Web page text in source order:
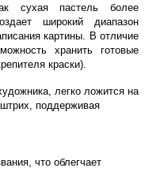
сухая пастель более
широкий диапазон
картины. В отличие
хранить готовые
краски).
легко ложится на
поддерживая
что облегчает